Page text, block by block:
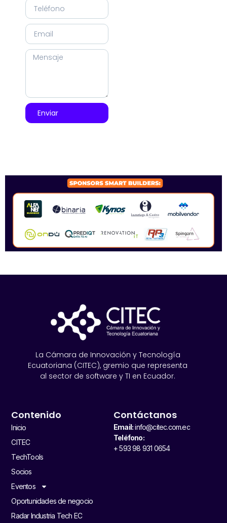
Enviar
La Cámara de Innovación y Tecnología
Ecuatoriana (CITEC), gremio que representa
al sector de software y TI en Ecuador.
Contenido
Inicio
CITEC
TechTools
Socios
Eventos
Oportunidades de negocio
Radar Industria Tech EC
Contáctanos
Email:info@citec.com.ec
Teléfono:
+ 593 98 931 0654